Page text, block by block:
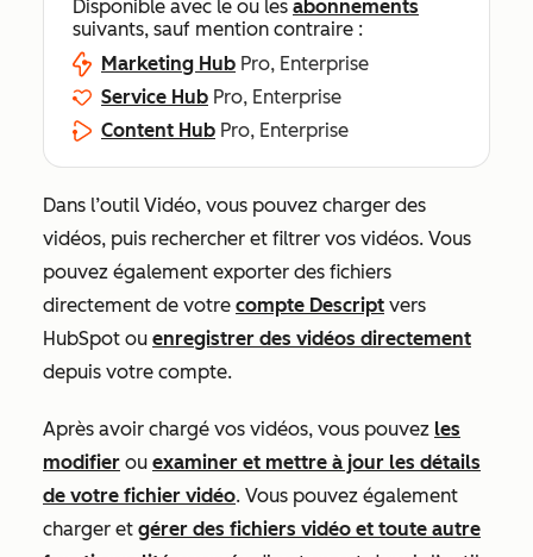
Disponible avec le ou les abonnements
suivants, sauf mention contraire :
Marketing Hub Pro, Enterprise
Service Hub Pro, Enterprise
Content Hub Pro, Enterprise
Dans l’outil Vidéo, vous pouvez charger des
vidéos, puis rechercher et filtrer vos vidéos. Vous
pouvez également exporter des fichiers
directement de votre compte Descript vers
HubSpot ou enregistrer des vidéos directement
depuis votre compte.
Après avoir chargé vos vidéos, vous pouvez les
modifier ou examiner et mettre à jour les détails
de votre fichier vidéo. Vous pouvez également
charger et gérer des fichiers vidéo et toute autre